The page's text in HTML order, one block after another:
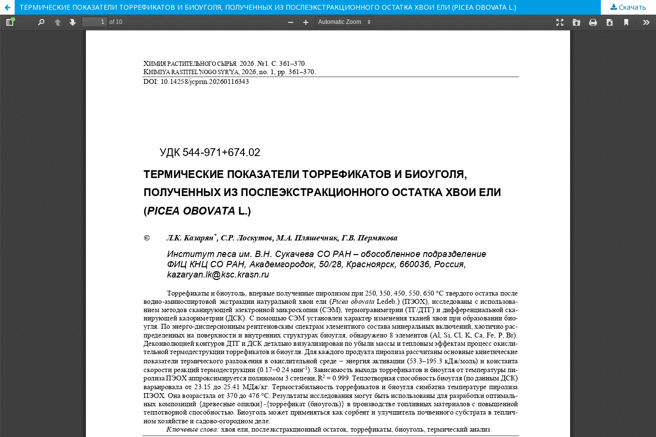
ТЕРМИЧЕСКИЕ ПОКАЗАТЕЛИ ТОРРЕФИКАТОВ И БИОУГОЛЯ, ПОЛУЧЕННЫХ ИЗ ПОСЛЕЭКСТРАКЦИОННОГО ОСТАТКА ХВОИ ЕЛИ (PICEA OBOVATA L.) Скачать